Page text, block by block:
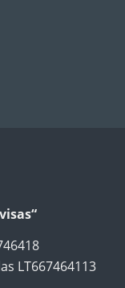
LT667464113